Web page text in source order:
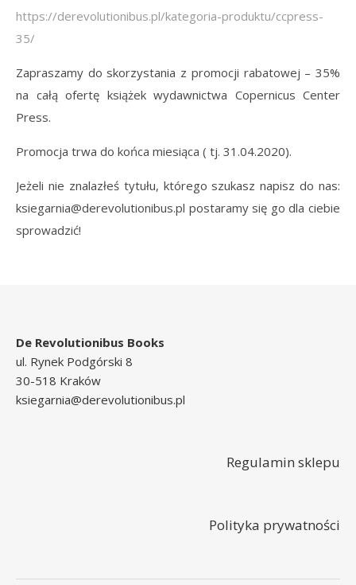
https://derevolutionibus.pl/kategoria-produktu/ccpress-
35/
Zapraszamy do skorzystania z promocji rabatowej – 35%
na całą ofertę książek wydawnictwa Copernicus Center
Press.
Promocja trwa do końca miesiąca ( tj. 31.04.2020).
Jeżeli nie znalazłeś tytułu, którego szukasz napisz do nas:
ksiegarnia@derevolutionibus.pl postaramy się go dla ciebie
sprowadzić!
De Revolutionibus Books
ul. Rynek Podgórski 8
30-518 Kraków
ksiegarnia@derevolutionibus.pl
Regulamin sklepu
Polityka prywatności